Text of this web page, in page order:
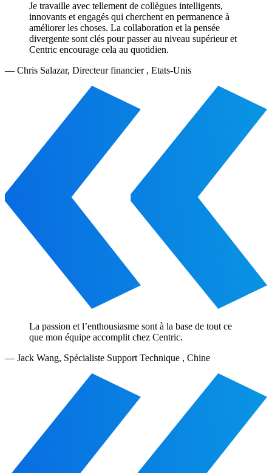
Je travaille avec tellement de collègues intelligents,
innovants et engagés qui cherchent en permanence à
améliorer les choses. La collaboration et la pensée
divergente sont clés pour passer au niveau supérieur et
Centric encourage cela au quotidien.
— Chris Salazar, Directeur financier , Etats-Unis
La passion et l’enthousiasme sont à la base de tout ce
que mon équipe accomplit chez Centric.
— Jack Wang, Spécialiste Support Technique , Chine